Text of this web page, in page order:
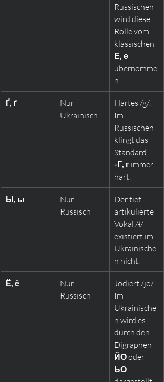
Russischen
wird diese
Rolle vom
klassischen
Е, е
übernomme
n.
Ґ, ґ
Nur
Ukrainisch
Hartes /g/.
Im
Russischen
klingt das
Standard
-Г, г immer
hart.
Ы, ы
Nur
Russisch
Der tief
artikulierte
Vokal /ɨ/
existiert im
Ukrainische
n nicht.
Ё, ё
Nur
Russisch
Jodiert /jo/.
Im
Ukrainische
n wird es
durch den
Digraphen
ЙО oder
ЬО